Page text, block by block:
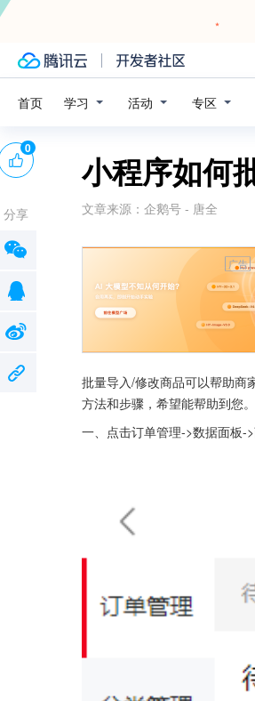
首页 学习 活动 专区
小程序如何
文章来源： 企鹅号 - 唐全
广告
批量导入/修改商品可以帮助商
方法和步骤，希望能帮助到您。
一、点击订单管理->数据面板-
0
分享